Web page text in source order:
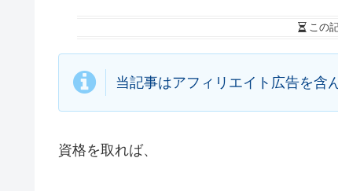
この
当記事はアフィリエイト広告を含
資格を取れば、